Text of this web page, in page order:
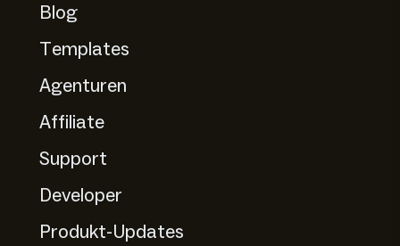
Blog
Templates
Agenturen
Affiliate
Support
Developer
Produkt-Updates